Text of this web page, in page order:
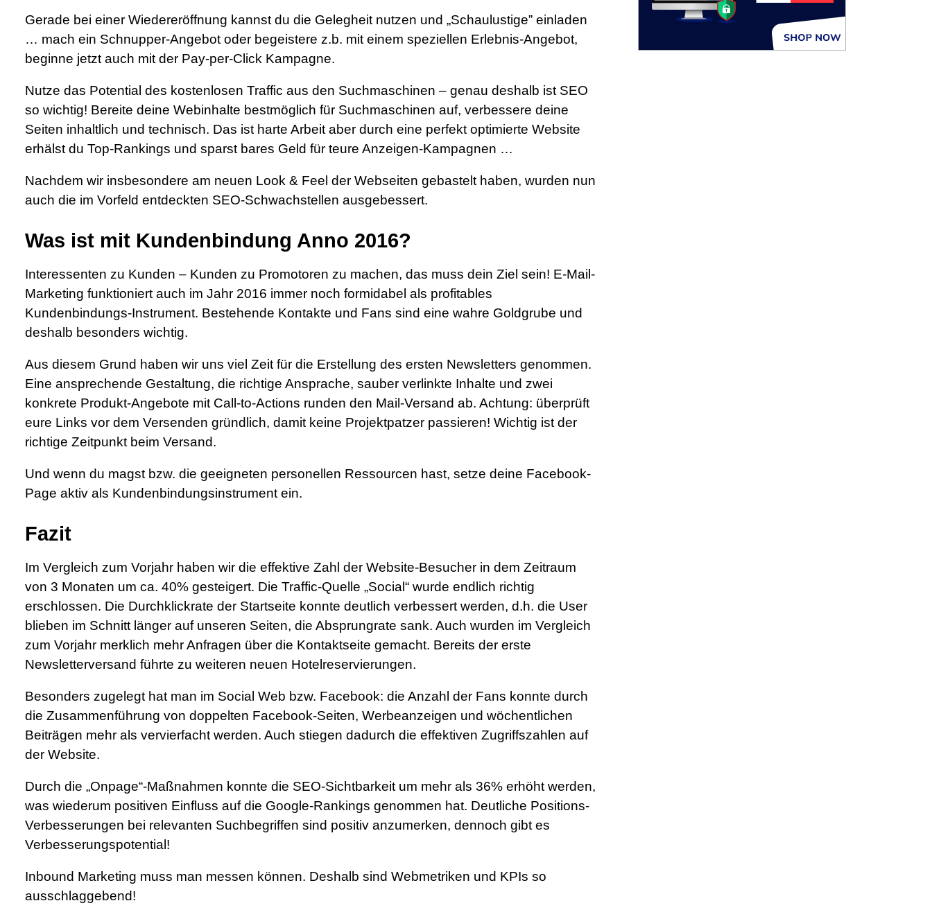
Gerade bei einer Wiedereröffnung kannst du die Gelegheit nutzen und „Schaulustige” einladen
… mach ein Schnupper-Angebot oder begeistere z.b. mit einem speziellen Erlebnis-Angebot,
beginne jetzt auch mit der Pay-per-Click Kampagne.
Nutze das Potential des kostenlosen Traffic aus den Suchmaschinen – genau deshalb ist SEO
so wichtig! Bereite deine Webinhalte bestmöglich für Suchmaschinen auf, verbessere deine
Seiten inhaltlich und technisch. Das ist harte Arbeit aber durch eine perfekt optimierte Website
erhälst du Top-Rankings und sparst bares Geld für teure Anzeigen-Kampagnen …
Nachdem wir insbesondere am neuen Look & Feel der Webseiten gebastelt haben, wurden nun
auch die im Vorfeld entdeckten SEO-Schwachstellen ausgebessert.
Was ist mit Kundenbindung Anno 2016?
Interessenten zu Kunden – Kunden zu Promotoren zu machen, das muss dein Ziel sein! E-Mail-
Marketing funktioniert auch im Jahr 2016 immer noch formidabel als profitables
Kundenbindungs-Instrument. Bestehende Kontakte und Fans sind eine wahre Goldgrube und
deshalb besonders wichtig.
Aus diesem Grund haben wir uns viel Zeit für die Erstellung des ersten Newsletters genommen.
Eine ansprechende Gestaltung, die richtige Ansprache, sauber verlinkte Inhalte und zwei
konkrete Produkt-Angebote mit Call-to-Actions runden den Mail-Versand ab. Achtung: überprüft
eure Links vor dem Versenden gründlich, damit keine Projektpatzer passieren! Wichtig ist der
richtige Zeitpunkt beim Versand.
Und wenn du magst bzw. die geeigneten personellen Ressourcen hast, setze deine Facebook-
Page aktiv als Kundenbindungsinstrument ein.
Fazit
Im Vergleich zum Vorjahr haben wir die effektive Zahl der Website-Besucher in dem Zeitraum
von 3 Monaten um ca. 40% gesteigert. Die Traffic-Quelle „Social“ wurde endlich richtig
erschlossen. Die Durchklickrate der Startseite konnte deutlich verbessert werden, d.h. die User
blieben im Schnitt länger auf unseren Seiten, die Absprungrate sank. Auch wurden im Vergleich
zum Vorjahr merklich mehr Anfragen über die Kontaktseite gemacht. Bereits der erste
Newsletterversand führte zu weiteren neuen Hotelreservierungen.
Besonders zugelegt hat man im Social Web bzw. Facebook: die Anzahl der Fans konnte durch
die Zusammenführung von doppelten Facebook-Seiten, Werbeanzeigen und wöchentlichen
Beiträgen mehr als vervierfacht werden. Auch stiegen dadurch die effektiven Zugriffszahlen auf
der Website.
Durch die „Onpage“-Maßnahmen konnte die SEO-Sichtbarkeit um mehr als 36% erhöht werden,
was wiederum positiven Einfluss auf die Google-Rankings genommen hat. Deutliche Positions-
Verbesserungen bei relevanten Suchbegriffen sind positiv anzumerken, dennoch gibt es
Verbesserungspotential!
Inbound Marketing muss man messen können. Deshalb sind Webmetriken und KPIs so
ausschlaggebend!